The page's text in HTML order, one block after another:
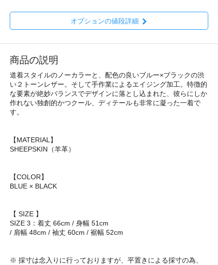
オプションの値段詳細
商品の説明
道着スタイルのノーカラーと、配色の良いブルー×ブラックの渋
い２トーンレザー。そして手作業によるエイジング加工。特徴的
な要素が絶妙バランスでデザインに落とし込まれた、彼らにしか
作れない独創的かつクール、ディテールも非常に凝った一着で
す。
【MATERIAL】
SHEEPSKIN（羊革）
【COLOR】
BLUE × BLACK
【 SIZE 】
SIZE 3：着丈 66cm / 身幅 51cm
/ 肩幅 48cm / 袖丈 60cm / 裾幅 52cm
※ 採寸は念入りに行っておりますが、平置きによる採寸の為、